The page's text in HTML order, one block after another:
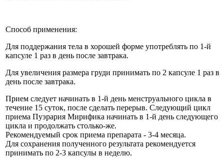
Способ применения:
Для поддержания тела в хорошей форме употреблять по 1-й
капсуле 1 раз в день после завтрака.
Для увеличения размера груди принимать по 2 капсуле 1 раз в
день после завтрака.
Прием следует начинать в 1-й день менструального цикла в
течение 15 суток, после сделать перерыв. Следующий цикл
приема Пуэрария Мирифика начинать в 1-й день следующего
цикла и продолжать столько-же.
Рекомендуемый срок приема препарата - 3-4 месяца.
Для сохранения полученного результата рекомендуется
принимать по 2-3 капсулы в неделю.